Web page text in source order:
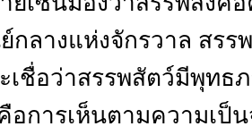
กลางแห่งจักรวาล สร
เชื่อว่าสรรพสัตว์มีพุทธ
อการเห็นตามความเป็